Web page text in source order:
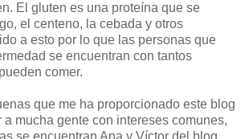
El gluten es una proteína que se
el centeno, la cebada y otros
a esto por lo que las personas que
se encuentran con tantos
comer.
que me ha proporcionado este blog
mucha gente con intereses comunes,